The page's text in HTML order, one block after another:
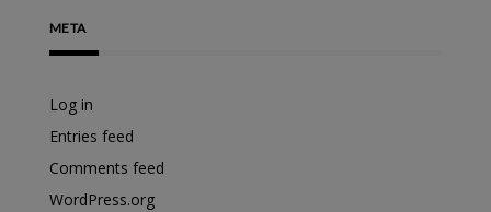
META
Log in
Entries feed
Comments feed
WordPress.org